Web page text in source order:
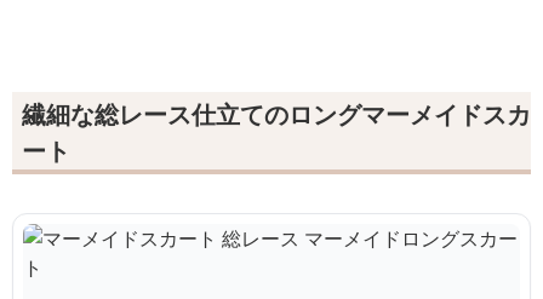
繊細な総レース仕立てのロングマーメイドスカ
ート